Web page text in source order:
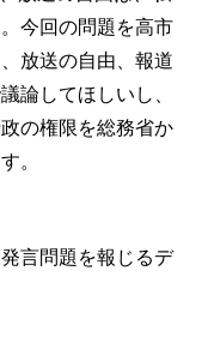
今回の問題を高市
放送の自由、報道
論してほしいし、
の権限を総務省か
。
言問題を報じるデ